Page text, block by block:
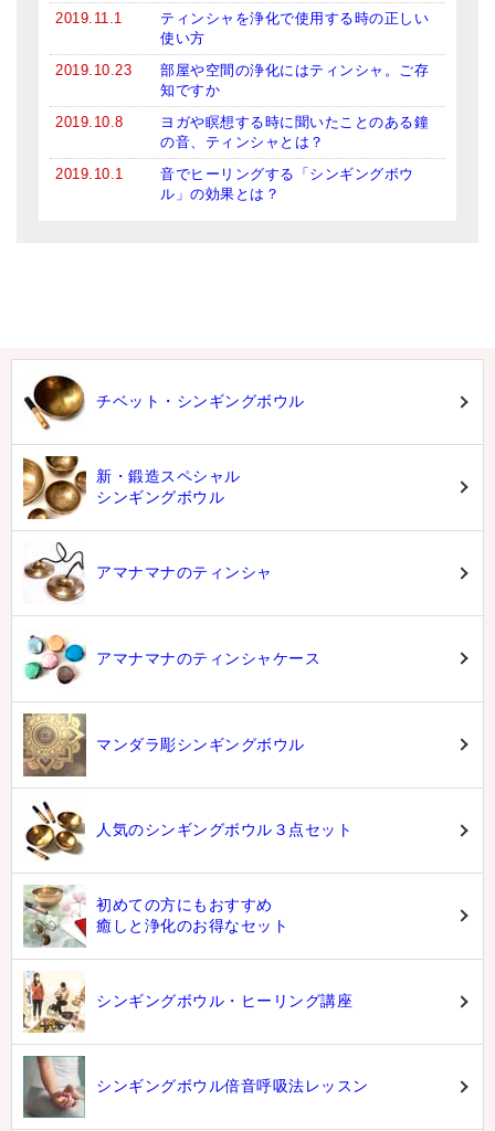
2019.11.1
ティンシャを浄化で使用する時の正しい
使い方
2019.10.23
部屋や空間の浄化にはティンシャ。ご存
知ですか
2019.10.8
ヨガや瞑想する時に聞いたことのある鐘
の音、ティンシャとは？
2019.10.1
音でヒーリングする「シンギングボウ
ル」の効果とは？
チベット・シンギングボウル
新・鍛造スペシャル
シンギングボウル
アマナマナのティンシャ
アマナマナのティンシャケース
マンダラ彫シンギングボウル
人気のシンギングボウル３点セット
初めての方にもおすすめ
癒しと浄化のお得なセット
シンギングボウル・ヒーリング講座
シンギングボウル倍音呼吸法レッスン